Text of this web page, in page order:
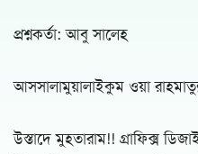
প্রশ্নকর্তা: আবু সালেহ
আসসালামুয়ালাইকুম ওয়া
উস্তাদে মুহতারাম!! গ্ৰাফিক্স